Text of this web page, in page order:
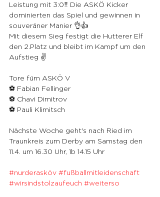
Leistung mit 3:0‼️ Die ASKÖ Kicker
dominierten das Spiel und gewinnen in
souveräner Manier 👌👍
Mit diesem Sieg festigt die Hutterer Elf
den 2.Platz und bleibt im Kampf um den
Aufstieg ✌️
Tore fürn ASKÖ V
⚽️ Fabian Fellinger
⚽️ Chavi Dimitrov
⚽️ Pauli Klimitsch
Nächste Woche geht's nach Ried im
Traunkreis zum Derby am Samstag den
11.4. um 16.30 Uhr, 1b 14.15 Uhr
#nurderasköv #fußballmitleidenschaft
#wirsindstolzaufeuch #weiterso